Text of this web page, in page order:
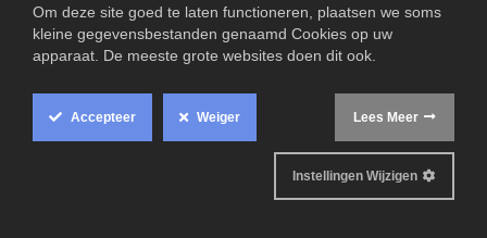
Technische informatie
Om deze site goed te laten functioneren, plaatsen we soms
kleine gegevensbestanden genaamd Cookies op uw
apparaat. De meeste grote websites doen dit ook.
Accepteer Weiger Lees Meer
Instellingen Wijzigen